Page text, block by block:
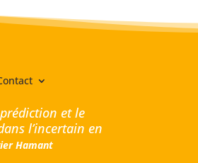
et le
l’incertain en
Hamant